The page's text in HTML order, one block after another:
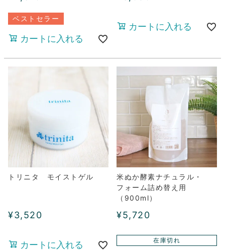
ベストセラー
カートに入れる
カートに入れる
トリニタ モイストゲル
¥3,520
カートに入れる
米ぬか酵素ナチュラル・
フォーム詰め替え用
（900ml）
¥5,720
在庫切れ